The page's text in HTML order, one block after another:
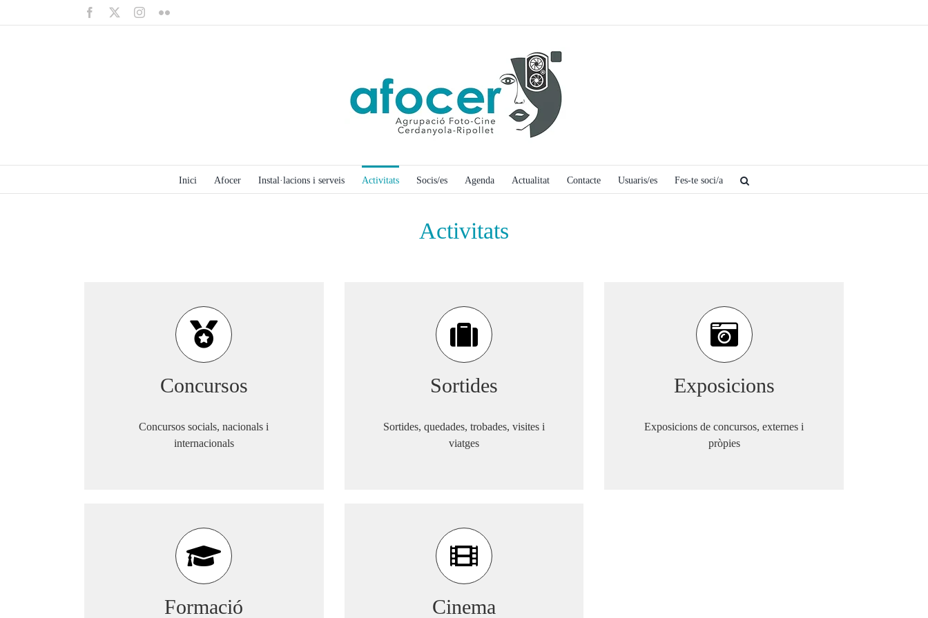
Facebook Instagram
Flickr
Inici Afocer Instal·lacions i serveis Activitats Socis/es Agenda Actualitat Contacte Usuaris/es Fes-te soci/a
Activitats
Concursos
Concursos socials, nacionals i
internacionals
Sortides
Sortides, quedades, trobades, visites i
viatges
Exposicions
Exposicions de concursos, externes i
pròpies
Formació Cinema